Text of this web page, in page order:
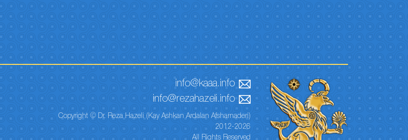
info@kaaa.info
info@rezahazeli.info
Copyright © Dr. Reza Hazeli (Kay Ashkan Ardalan Afsharnaderi)
2012-2026
All Rights Reserved